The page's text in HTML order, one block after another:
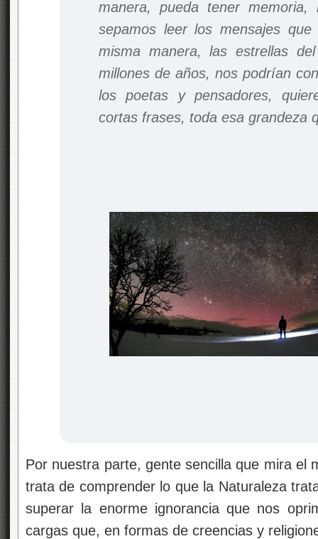
manera, pueda tener
sepamos leer los mensajes
misma manera, las estrellas
millones de años, nos podrían
los poetas y pensadores,
cortas frases, toda esa grandeza
Por nuestra parte, gente sencilla que mira el
trata de comprender lo que la Naturaleza
superar la enorme ignorancia que nos
cargas que, en formas de creencias y